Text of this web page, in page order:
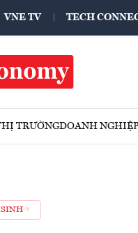
VNE TV TECH
TRƯỜNGDOANH